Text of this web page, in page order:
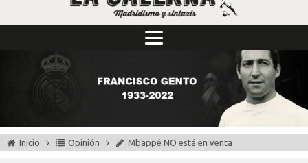
Inicio Opinión Mbappé NO está en venta